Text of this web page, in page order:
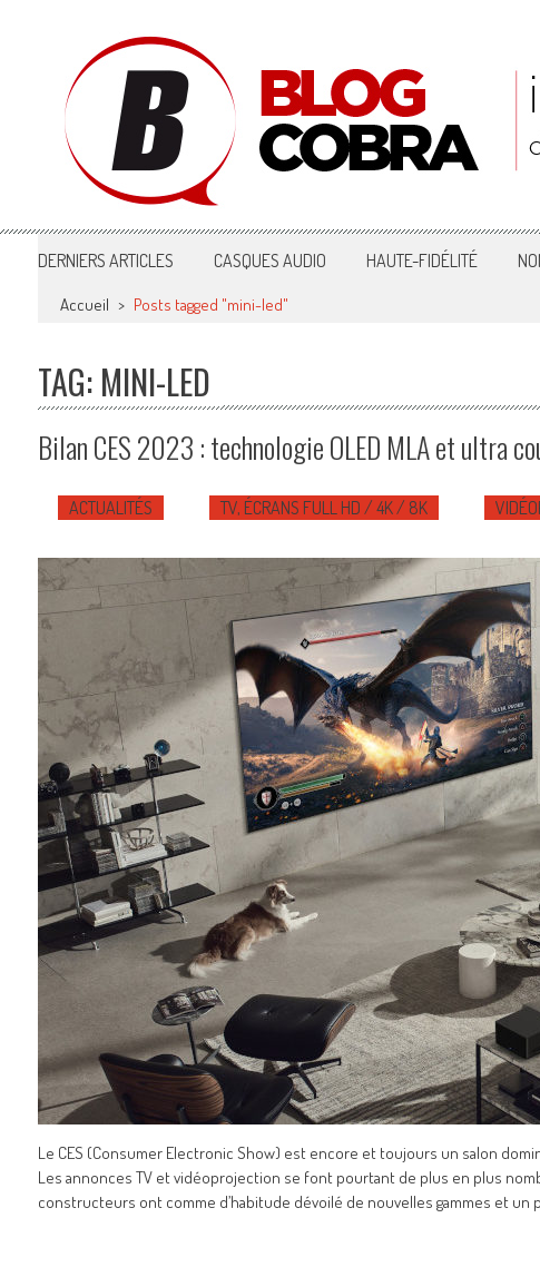
Blog Cobra
Toute l'actu Image & Son !
DERNIERS ARTICLES CASQUES AUDIO HAUTE-FIDÉLITÉ
Accueil > Posts tagged "mini-led"
TAG: MINI-LED
Bilan CES 2023 : technologie OLED MLA et ultra
ACTUALITÉS TV, ÉCRANS FULL HD / 4K / 8K
Le CES (Consumer Electronic Show) est encore et toujours un salon
Les annonces TV et vidéoprojection se font pourtant de plus en plus
constructeurs ont comme d’habitude dévoilé de nouvelles gammes et un